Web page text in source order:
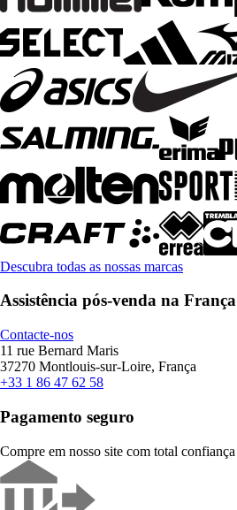
Descubra todas as nossas marcas
Assistência pós-venda na França
Contacte-nos
11 rue Bernard Maris
37270 Montlouis-sur-Loire, França
+33 1 86 47 62 58
Pagamento seguro
Compre em nosso site com total confiança